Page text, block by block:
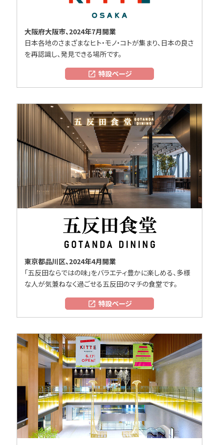
大阪府大阪市、2024年7月開業
日本各地のさまざまなヒト・モノ・コトが集まり、日本の良さ
を再認識し、発見できる場所です。
open_in_new 特設ページ
東京都品川区、2024年4月開業
「五反田ならではの味」をバラエティ豊かに楽しめる、多様
な人が気兼ねなく過ごせる五反田のマチの食堂です。
open_in_new 特設ページ